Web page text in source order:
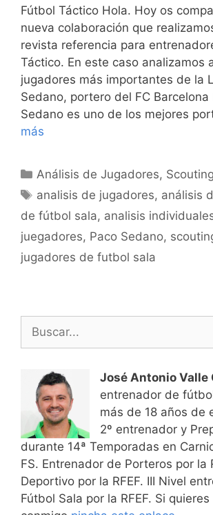
Fútbol Táctico Hola. Hoy os
nueva colaboración que
revista referencia para
Táctico. En este caso analizamos
jugadores más importantes de la
Sedano, portero del FC Barcelona
Sedano es uno de los mejores
más
Categorías
Análisis de Jugadores,
Etiquetas
analisis de jugadores, análisis
de fútbol sala, analisis
juegadores, Paco Sedano,
jugadores de futbol sala
José Antonio Valle
entrenador de
más de 18 años de
2º entrenador y
durante 14ª Temporadas en
FS. Entrenador de Porteros por la
Deportivo por la RFEF. III Nivel
Fútbol Sala por la RFEF. Si